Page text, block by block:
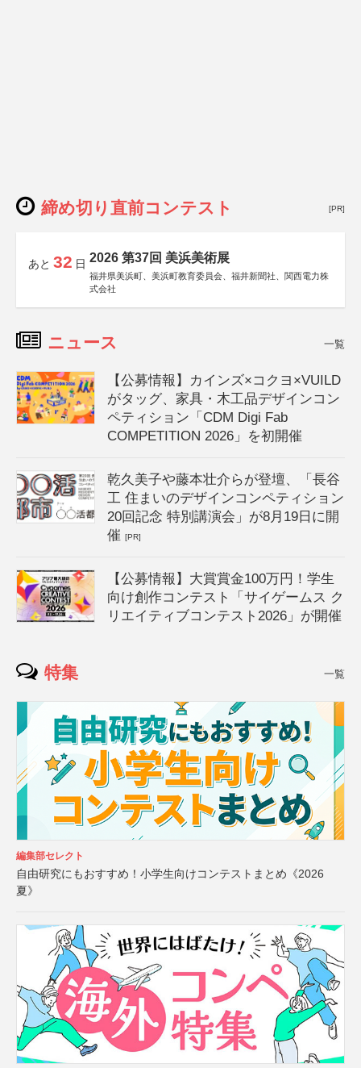
締め切り直前コンテスト [PR]
あと 32 日 2026 第37回 美浜美術展
福井県美浜町、美浜町教育委員会、福井新聞社、関西電力株
式会社
ニュース 一覧
【公募情報】カインズ×コクヨ×VUILD
がタッグ、家具・木工品デザインコン
ペティション「CDM Digi Fab
COMPETITION 2026」を初開催
乾久美子や藤本壮介らが登壇、「長谷
工 住まいのデザインコンペティション
20回記念 特別講演会」が8月19日に開
催[PR]
【公募情報】大賞賞金100万円！学生
向け創作コンテスト「サイゲームス ク
リエイティブコンテスト2026」が開催
特集 一覧
編集部セレクト
自由研究にもおすすめ！小学生向けコンテストまとめ《2026
夏》